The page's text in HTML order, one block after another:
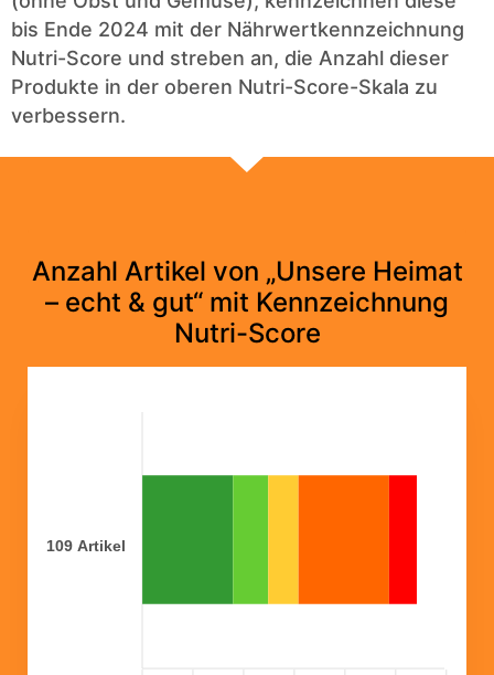
bis Ende 2024 mit der Nährwertkennzeichnung
Nutri-Score und streben an, die Anzahl dieser
Produkte in der oberen Nutri-Score-Skala zu
verbessern.
Anzahl Artikel von „Unsere Heimat
– echt & gut“ mit Kennzeichnung
Nutri-Score
109 Artikel